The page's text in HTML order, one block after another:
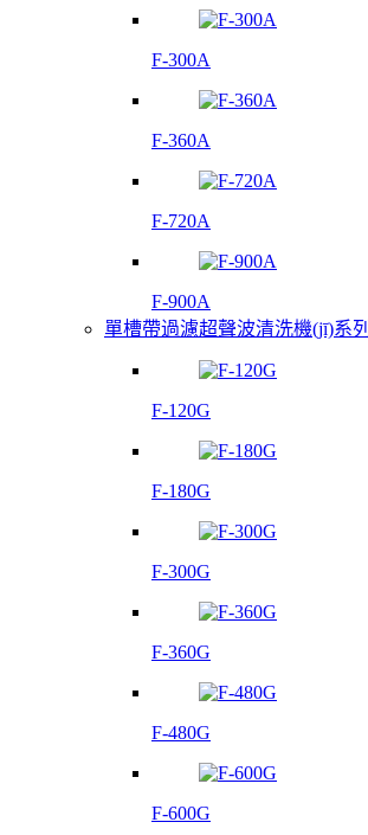
F-300A
F-360A
F-720A
F-900A
單槽帶過濾超聲波清洗機(jī)系列
F-120G
F-180G
F-300G
F-360G
F-480G
F-600G